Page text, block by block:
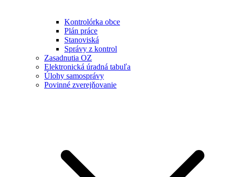
Kontrolórka obce
Plán práce
Stanoviská
Správy z kontrol
Zasadnutia OZ
Elektronická úradná tabuľa
Úlohy samosprávy
Povinné zverejňovanie